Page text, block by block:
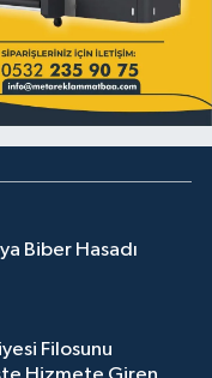
Biber Hasadı
Filosunu